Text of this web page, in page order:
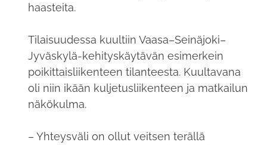
haasteita.
Tilaisuudessa kuultiin Vaasa–Seinäjoki–
Jyväskylä-kehityskäytävän esimerkein
poikittaisliikenteen tilanteesta. Kuultavana
oli niin ikään kuljetusliikenteen ja matkailun
näkökulma.
– Yhteysväli on ollut veitsen terällä